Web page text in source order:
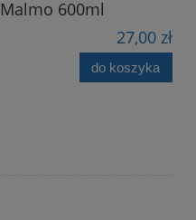
600ml
27,00 zł
do koszyka